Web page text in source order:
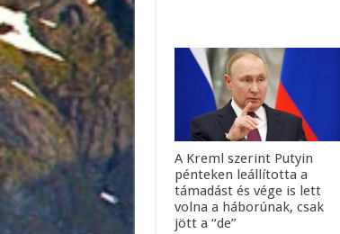
A Kreml szerint Putyin
pénteken leállította a
támadást és vége is lett
volna a háborúnak, csak
jött a “de”